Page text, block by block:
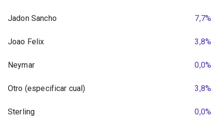
Jadon Sancho 7,7%
Joao Felix 3,8%
Neymar 0,0%
Otro (especificar cual) 3,8%
Sterling 0,0%